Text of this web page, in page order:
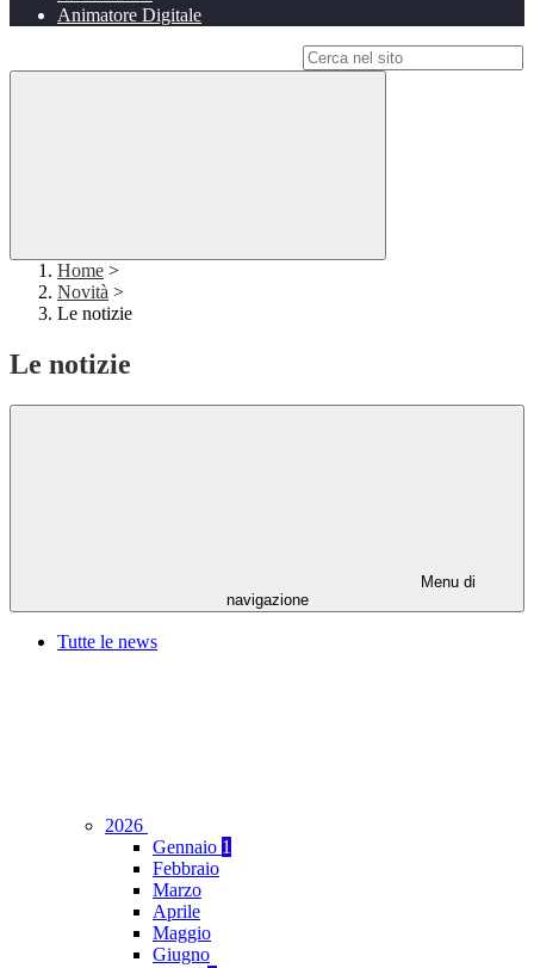
Animatore Digitale
Home >
Novità >
Le notizie
Le notizie
Menu di
navigazione
Tutte le news
2026
Gennaio 1
Febbraio
Marzo
Aprile
Maggio
Giugno